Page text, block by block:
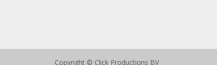
Copyright © Click Productions BV